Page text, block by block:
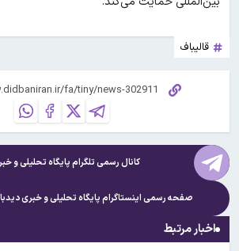
قالیباف
کانال رسمی تلگرام پایگاه تحلیلی و
صفحه رسمی اینستاگرام پایگاه تحلیلی و خبری
اخبار مرتبط